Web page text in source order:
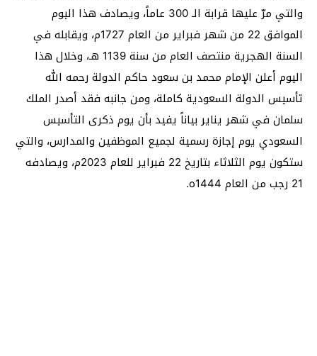
والتي مرّ عليها قرابة الـ 300 عاماً، ويصادف هذا اليوم
الموافق 22 من شهر فبراير من العام 1727م، ويقابله في
السنة الهجرية منتصف العام من سنة 1139 هـ، وخلال هذا
اليوم أعلن الإمام محمد بن سعود حاكم الدولة رحمه الله
تأسيس الدولة السعودية كاملة، ومن جانبه فقد أصدر الملك
سلمان في شهر يناير بياناً يفيد بأن يوم ذكرى التأسيس
السعودي يوم إجازة رسمية لجميع الموظفين والمدارس، والتي
ستكون يوم الثلاثاء بتاريخ 22 فبراير للعام 2023م، ويصادفه
21 رجب من العام 1444ه.